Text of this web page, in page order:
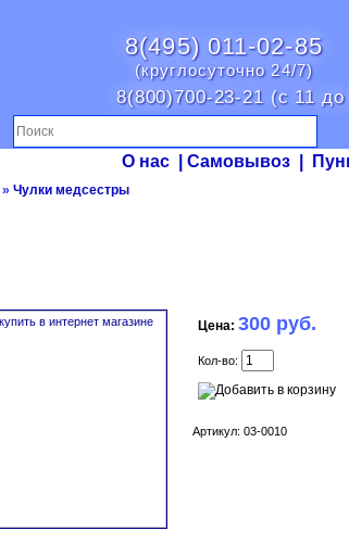
8(495) 011-02-85
(круглосуточно 24/7)
8(800)700-23-21 (с 11 до
О нас Самовывоз
» Чулки медсестры
Цена: 300 руб.
Кол-во:
Артикул: 03-0010